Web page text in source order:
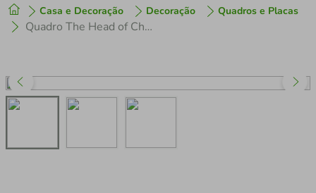
Casa e Decoração Decoração Quadros e Placas
Quadro The Head of Christ Crowned 60x43 Caixa Preto
1º tenis
perfume